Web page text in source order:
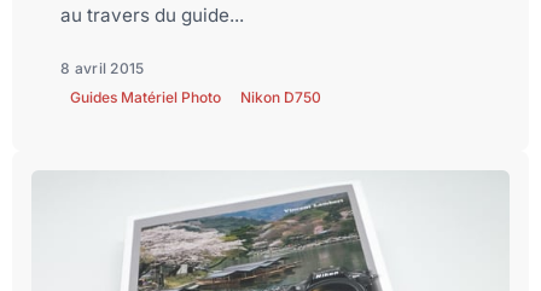
au travers du guide...
8 avril 2015
Guides Matériel Photo
Nikon D750